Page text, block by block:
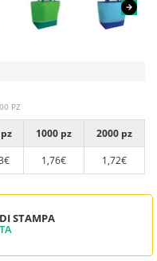
PZ
1000 pz
2000 pz
1,76€ 1,72€
STAMPA